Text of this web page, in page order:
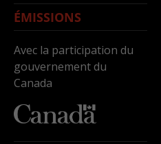
ÉMISSIONS
Avec la participation du
gouvernement du
Canada